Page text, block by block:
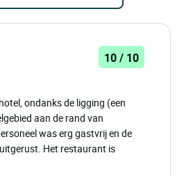
10 / 10
ondanks de ligging (een
aan de rand van
was erg gastvrij en de
Het restaurant is